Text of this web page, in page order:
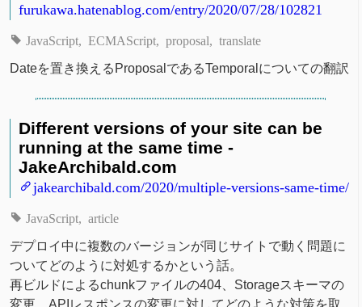
furukawa.hatenablog.com/entry/2020/07/28/102821
JavaScript ECMAScript proposal translate
Dateを置き換えるProposalであるTemporalについての翻訳
Different versions of your site can be
running at the same time -
JakeArchibald.com
jakearchibald.com/2020/multiple-versions-same-time/
JavaScript article
デプロイ中に複数のバージョンが同じサイトで動く問題に
ついてどのように対処するかという話。
再ビルドによるchunkファイルの404、Storageスキーマの